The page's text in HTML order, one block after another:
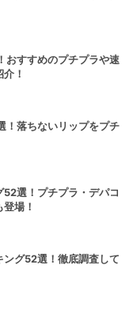
おすすめのプチプラや速
！
！落ちないリップをプチ
選！プチプラ・デパコ
場！
ング52選！徹底調査して